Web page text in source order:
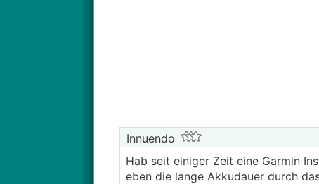
Innuendo
Hab seit einiger Zeit eine Garmin
eben die lange Akkudauer durch